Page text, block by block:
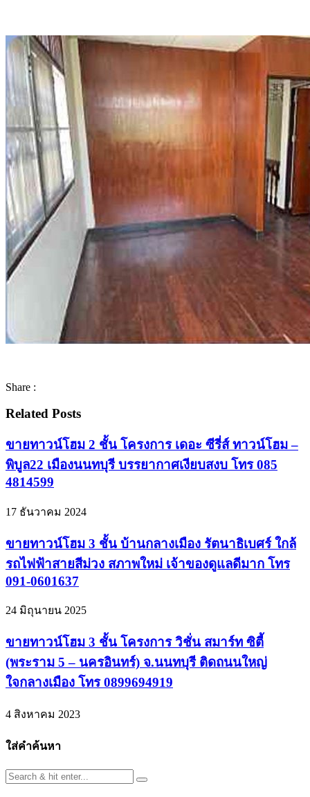
Share :
Related Posts
ขายทาวน์โฮม 2 ชั้น โครงการ เดอะ ซีรี่ส์ ทาวน์โฮม –
พิบูล22 เมืองนนทบุรี บรรยากาศเงียบสงบ โทร 085
4814599
17 ธันวาคม 2024
ขายทาวน์โฮม 3 ชั้น บ้านกลางเมือง รัตนาธิเบศร์ ใกล้
รถไฟฟ้าสายสีม่วง สภาพใหม่ เจ้าของดูแลดีมาก โทร
091-0601637
24 มิถุนายน 2025
ขายทาวน์โฮม 3 ชั้น โครงการ วิชั่น สมาร์ท ซิตี้
(พระราม 5 – นครอินทร์) จ.นนทบุรี ติดถนนใหญ่
ใจกลางเมือง โทร 0899694919
4 สิงหาคม 2023
ใส่คำค้นหา